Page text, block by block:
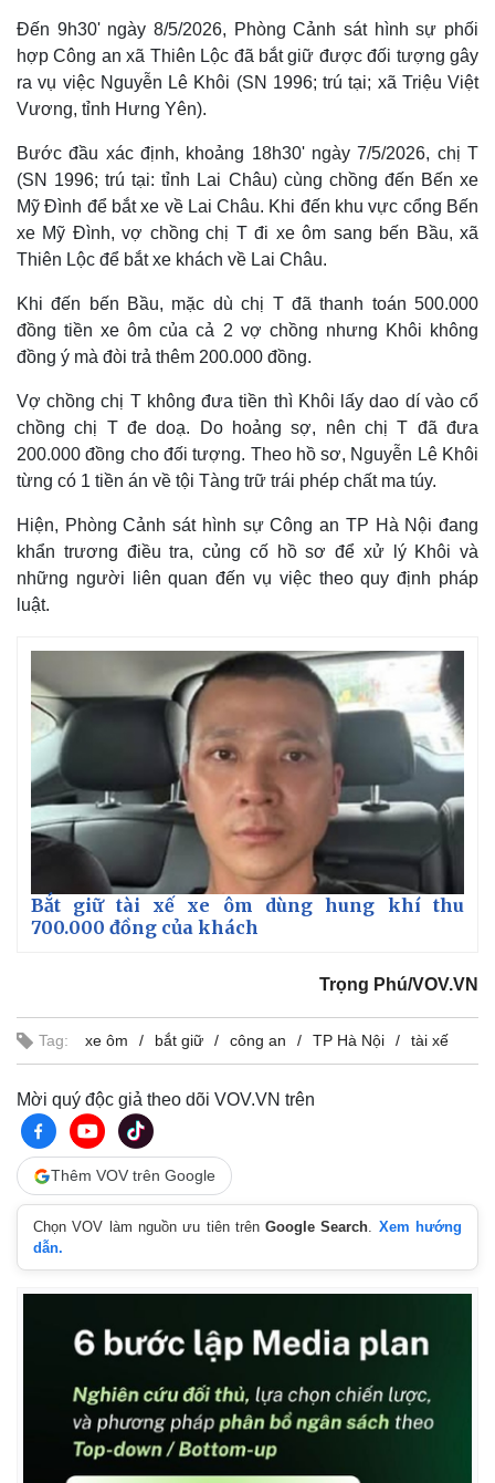
Thế giới
Quan sát
Multimedia
Infographic
Đến 9h30' ngày 8/5/2026, Phòng Cảnh sát hình sự phối
hợp Công an xã Thiên Lộc đã bắt giữ được đối tượng gây
ra vụ việc Nguyễn Lê Khôi (SN 1996; trú tại; xã Triệu Việt
Vương, tỉnh Hưng Yên).
Bước đầu xác định, khoảng 18h30' ngày 7/5/2026, chị T
(SN 1996; trú tại: tỉnh Lai Châu) cùng chồng đến Bến xe
Mỹ Đình để bắt xe về Lai Châu. Khi đến khu vực cổng Bến
xe Mỹ Đình, vợ chồng chị T đi xe ôm sang bến Bầu, xã
Thiên Lộc để bắt xe khách về Lai Châu.
Khi đến bến Bầu, mặc dù chị T đã thanh toán 500.000
đồng tiền xe ôm của cả 2 vợ chồng nhưng Khôi không
đồng ý mà đòi trả thêm 200.000 đồng.
Vợ chồng chị T không đưa tiền thì Khôi lấy dao dí vào cổ
chồng chị T đe doạ. Do hoảng sợ, nên chị T đã đưa
200.000 đồng cho đối tượng. Theo hồ sơ, Nguyễn Lê Khôi
từng có 1 tiền án về tội Tàng trữ trái phép chất ma túy.
Hiện, Phòng Cảnh sát hình sự Công an TP Hà Nội đang
khẩn trương điều tra, củng cố hồ sơ để xử lý Khôi và
những người liên quan đến vụ việc theo quy định pháp
luật.
Bắt giữ tài xế xe ôm dùng hung khí thu
700.000 đồng của khách
Trọng Phú/VOV.VN
Tag: xe ôm bắt giữ công an TP Hà Nội tài xế
Mời quý độc giả theo dõi VOV.VN trên
Thêm VOV trên Google
Chọn VOV làm nguồn ưu tiên trênGoogle Search. Xem hướng
dẫn.